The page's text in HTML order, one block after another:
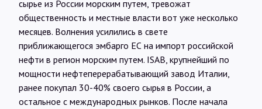
сырье из России морским путем, тревожат
общественность и местные власти вот уже несколько
месяцев. Волнения усилились в свете
приближающегося эмбарго ЕС на импорт российской
нефти в регион морским путем. ISAB, крупнейший по
мощности нефтеперерабатывающий завод Италии,
ранее покупал 30-40% своего сырья в России, а
остальное с международных рынков. После начала